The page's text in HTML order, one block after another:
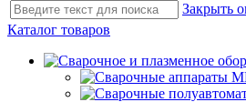
Закрыть
Каталог товаров